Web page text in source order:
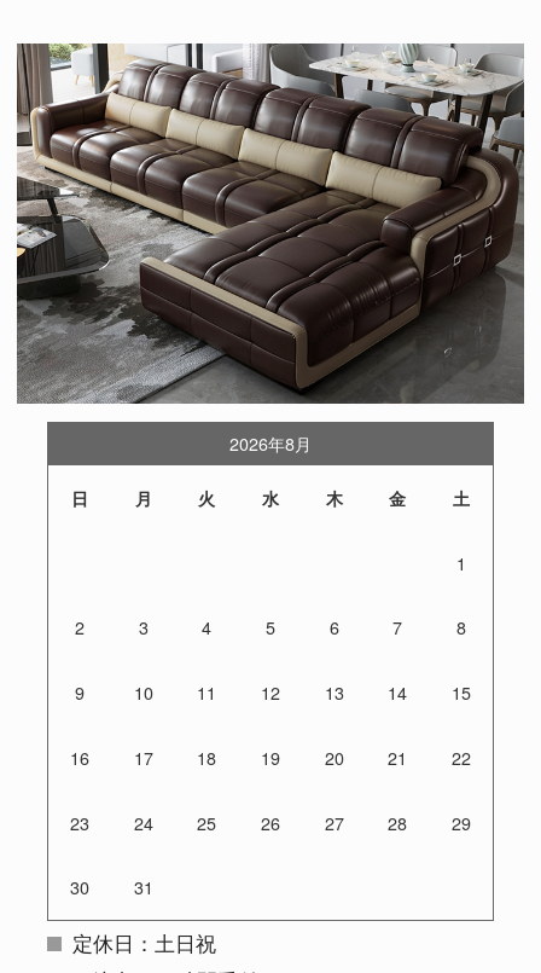
2026年8月
日 月 火 水 木 金 土
1
2 3 4 5 6 7 8
9 10 11 12 13 14 15
16 17 18 19 20 21 22
23 24 25 26 27 28 29
30 31
定休日：土日祝